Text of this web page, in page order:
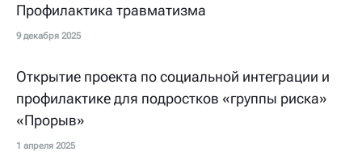
Профилактика травматизма
9 декабря 2025
Открытие проекта по социальной интеграции и
профилактике для подростков «группы риска»
«Прорыв»
1 апреля 2025